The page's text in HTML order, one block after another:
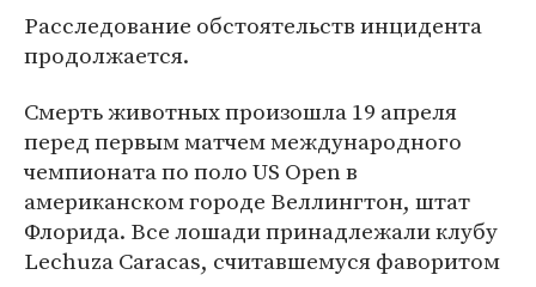
Расследование обстоятельств инцидента
продолжается.
Смерть животных произошла 19 апреля
перед первым матчем международного
чемпионата по поло US Open в
американском городе Веллингтон, штат
Флорида. Все лошади принадлежали клубу
Lechuza Caracas, считавшемуся фаворитом